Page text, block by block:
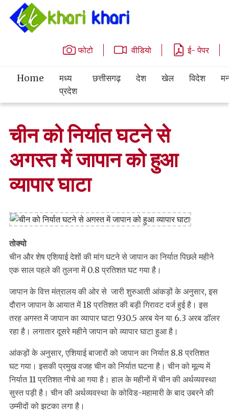
फोटो वीडियो ई- पेपर
Home
मध्य
प्रदेश
छत्तीसगढ़ देश खेल विदेश
चीन को निर्यात घटने से
अगस्त में जापान को हुआ
व्यापार घाटा
तोक्यो
चीन और शेष एशियाई देशों की मांग घटने से जापान का निर्यात पिछले महीने
एक साल पहले की तुलना में 0.8 प्रतिशत घट गया है।
जापान के वित्त मंत्रालय की ओर से जारी शुरुआती आंकड़ों के अनुसार, इस
दौरान जापान के आयात में 18 प्रतिशत की बड़ी गिरावट दर्ज हुई है। इस
तरह अगस्त में जापान का व्यापार घाटा 930.5 अरब येन या 6.3 अरब डॉलर
रहा है। लगातार दूसरे महीने जापान को व्यापार घाटा हुआ है।
आंकड़ों के अनुसार, एशियाई बाजारों को जापान का निर्यात 8.8 प्रतिशत
घट गया। इसकी प्रमुख वजह चीन को निर्यात घटना है। चीन को मूल्य में
निर्यात 11 प्रतिशत नीचे आ गया है। हाल के महीनों में चीन की अर्थव्यवस्था
सुस्त पड़ी है। चीन की अर्थव्यवस्था के कोविड-महामारी के बाद उबरने की
उम्मीदों को झटका लगा है।